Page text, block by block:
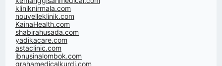
kliniknirmala.com
nouvelleklinik.com
KainaHealth.com
shabirahusada.com
yadikacare.com
astaclinic.com
ibnusinalombok.com
grahamedicalkurdi.com